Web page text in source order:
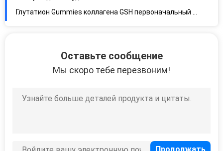
Планшеты ракеты -носителя метки частного назначения мужские дополняют ODM
Оставьте сообщение
Мы скоро тебе перезвоним!